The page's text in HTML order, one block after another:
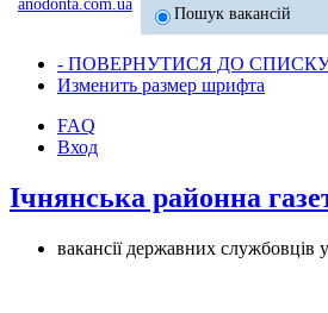
Пошук вакансій
- ПОВЕРНУТИСЯ ДО СПИСКУ
Изменить размер шрифта
FAQ
Вход
Ічнянська районна
вакансії державних службовців